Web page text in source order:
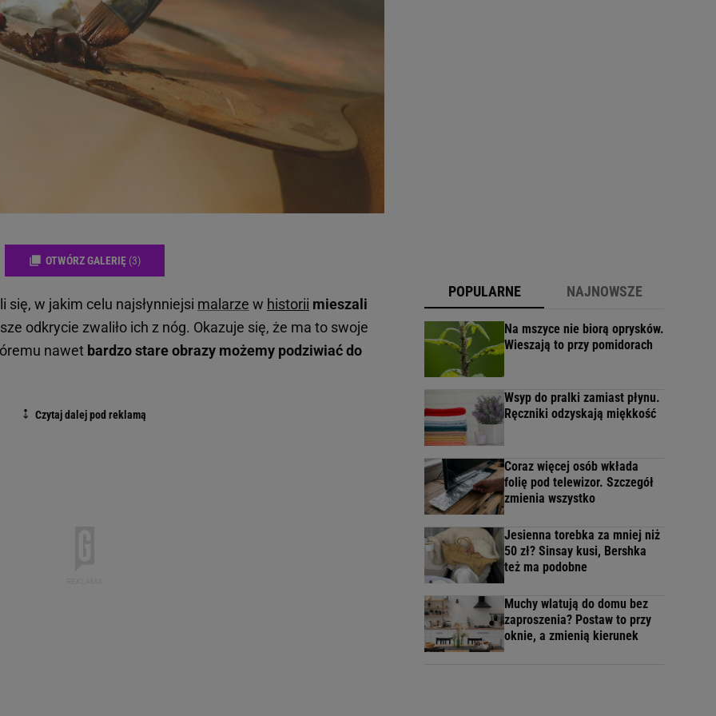
OTWÓRZ GALERIĘ (3)
się, w jakim celu najsłynniejsi malarze w historii mieszali
odkrycie zwaliło ich z nóg. Okazuje się, że ma to swoje
nawet bardzo stare obrazy możemy podziwiać do
POPULARNE NAJNOWSZE
Na mszyce nie biorą oprysków.
Wieszają to przy pomidorach
Wsyp do pralki zamiast płynu.
Ręczniki odzyskają miękkość
Coraz więcej osób wkłada
folię pod telewizor. Szczegół
zmienia wszystko
Jesienna torebka za mniej niż
50 zł? Sinsay kusi, Bershka
też ma podobne
Muchy wlatują do domu bez
zaproszenia? Postaw to przy
oknie, a zmienią kierunek